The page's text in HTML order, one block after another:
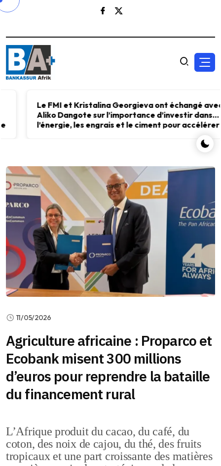
Le FMI et Kristalina Georgieva ont échangé avec
Aliko Dangote sur l’importance d’investir dans
l’énergie, les engrais et le ciment pour accélérer
11/05/2026
Agriculture africaine : Proparco et
Ecobank misent 300 millions
d’euros pour reprendre la bataille
du financement rural
L’Afrique produit du cacao, du café, du
coton, des noix de cajou, du thé, des fruits
tropicaux et une part croissante des matières